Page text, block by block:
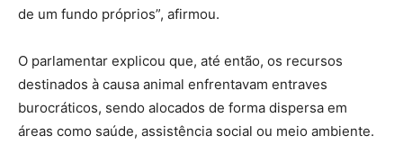
de um fundo próprios”, afirmou.
O parlamentar explicou que, até então, os recursos
destinados à causa animal enfrentavam entraves
burocráticos, sendo alocados de forma dispersa em
áreas como saúde, assistência social ou meio ambiente.